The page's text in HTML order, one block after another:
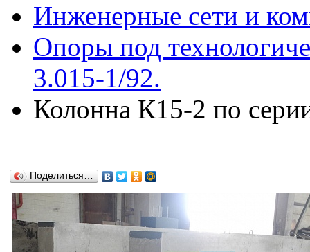
Инженерные сети и
Опоры под
3.015-1/92.
Колонна К15-2 по
Поделиться…